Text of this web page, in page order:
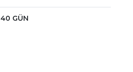
40 GÜN